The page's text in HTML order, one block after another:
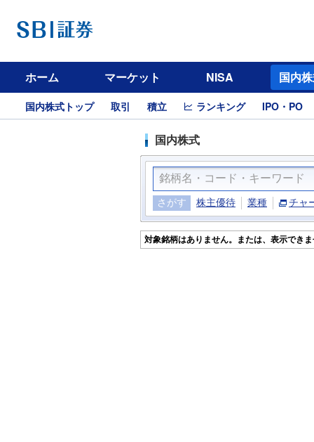
ホーム マーケット NISA 国内
国内株式トップ 取引 積立 ランキング IPO・PO
国内株式
さがす 株主優待 業種 チャ
対象銘柄はありません。または、表示でき